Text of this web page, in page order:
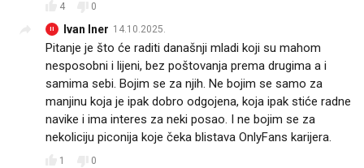
4 0
II Ivan Iner 14.10.2025.
Pitanje je što će raditi današnji mladi koji su mahom
nesposobni i lijeni, bez poštovanja prema drugima a i
samima sebi. Bojim se za njih. Ne bojim se samo za
manjinu koja je ipak dobro odgojena, koja ipak stiće radne
navike i ima interes za neki posao. I ne bojim se za
nekoliciju piconija koje čeka blistava OnlyFans karijera.
1 0